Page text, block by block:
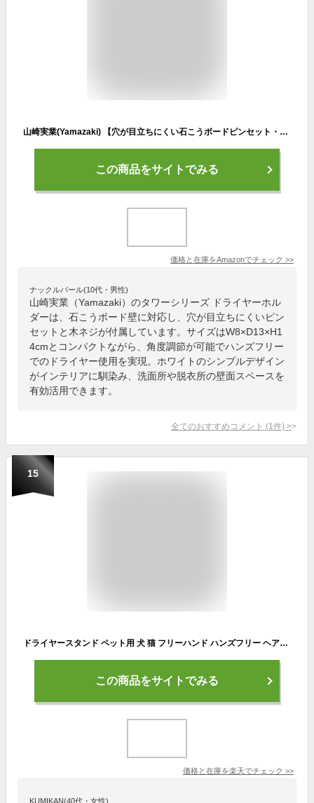
山崎実業(Yamazaki) 【穴が目立ちにくい石こうボードピンセット・木ネジ 付属】 ウォール 角度調節 ドライヤーホルダー 石こうボード壁対応 ホワイト W8×D13×H14cm タワー tower 壁掛け ハンズフリー ドライヤースタンド 10104
この商品をサイトでみる
価格と在庫をAmazonでチェック >>
ナックルバール(10代・男性)
山崎実業（Yamazaki）のタワーシリーズ ドライヤーホル
ダーは、石こうボード壁に対応し、穴が目立ちにくいピン
セットと木ネジが付属しています。サイズはW8×D13×H1
4cmとコンパクトながら、角度調節が可能でハンズフリー
でのドライヤー使用を実現。ホワイトのシンプルデザイン
がインテリアに馴染み、洗面所や脱衣所の壁面スペースを
有効活用できます。
全てのおすすめコメント (1 件) >
15
ドライヤースタンド ペット用 犬 猫 フリーハンド ハンズフリー ヘアドライヤー 両手が空く ペットの毛の乾燥も簡単便利。 ドライヤーホルダー 固定 犬 クリップ 時短グッズ シンプル 置型 黒 固定機 アーム 伸縮 簡単 使いやすい ヘアケア 便利グッズ 犬 猫
この商品をサイトでみる
価格と在庫を楽天でチェック >>
KUMIKAN(40代・女性)